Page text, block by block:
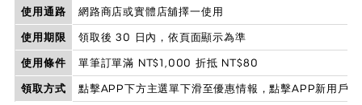
使用通路
網路商店或實體店舖擇一使用
使用期限
領取後 30 日內，依頁面顯示為準
使用條件
單筆訂單滿 NT$1,000 折抵 NT$80
領取方式
點擊APP下方主選單下滑至優惠情報，點擊APP新用戶